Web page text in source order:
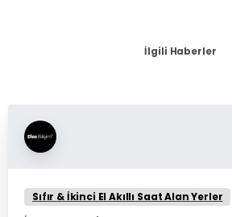
İlgili Haberler
Sıfır & İkinci El Akıllı Saat Alan Yerler